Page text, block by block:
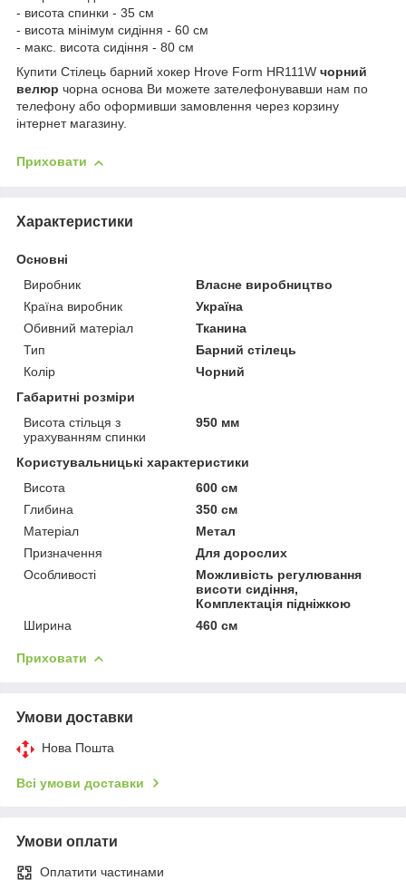
- висота спинки - 35 см
- висота мінімум сидіння - 60 см
- макс. висота сидіння - 80 см
Купити Стілець барний хокер Hrove Form HR111W чорний
велюр чорна основа Ви можете зателефонувавши нам по
телефону або оформивши замовлення через корзину
інтернет магазину.
Приховати
Характеристики
Основні
Виробник
Власне виробництво
Країна виробник
Україна
Обивний матеріал
Тканина
Тип
Барний стілець
Колір
Чорний
Габаритні розміри
Висота стільця з
урахуванням спинки
950 мм
Користувальницькі характеристики
Висота
600 см
Глибина
350 см
Матеріал
Метал
Призначення
Для дорослих
Особливості
Можливість регулювання
висоти сидіння,
Комплектація підніжкою
Ширина
460 см
Приховати
Умови доставки
Нова Пошта
Всі умови доставки
Умови оплати
Оплатити частинами